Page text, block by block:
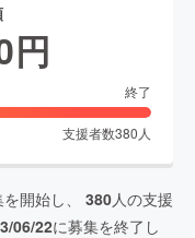
円
終了
支援者数380 人
開始し、 380人の支援
06/22に募集を終了し